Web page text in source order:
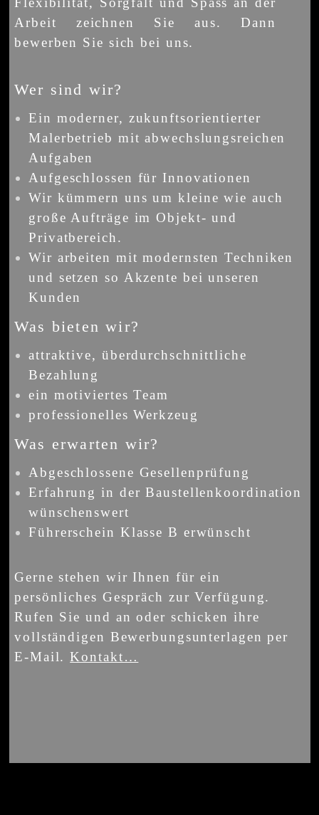
Arbeit zeichnen Sie aus. Dann
bewerben Sie sich bei uns.
Wer sind wir?
Ein moderner, zukunftsorientierter
Malerbetrieb mit abwechslungsreichen
Aufgaben
Aufgeschlossen für Innovationen
Wir kümmern uns um kleine wie auch
große Aufträge im Objekt- und
Privatbereich.
Wir arbeiten mit modernsten Techniken
und setzen so Akzente bei unseren
Kunden
Was bieten wir?
attraktive, überdurchschnittliche
Bezahlung
ein motiviertes Team
professionelles Werkzeug
Was erwarten wir?
Abgeschlossene Gesellenprüfung
Erfahrung in der Baustellenkoordination
wünschenswert
Führerschein Klasse B erwünscht
Gerne stehen wir Ihnen für ein
persönliches Gespräch zur Verfügung.
Rufen Sie und an oder schicken ihre
vollständigen Bewerbungsunterlagen per
E-Mail.Kontakt…